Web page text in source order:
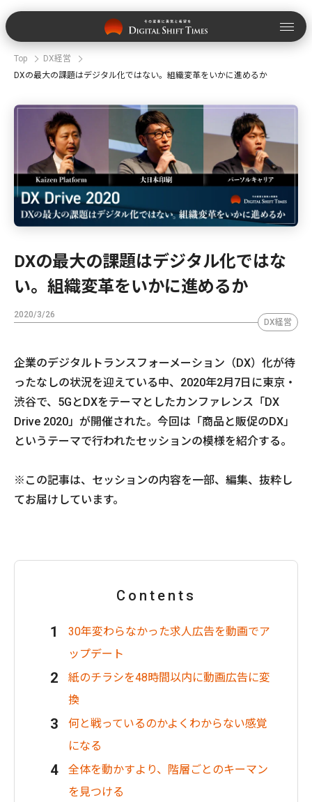
Top
DX経営
DXの最大の課題はデジタル化ではない。組織変革をいかに進めるか
DXの最大の課題はデジタル化ではな
い。組織変革をいかに進めるか
2020/3/26
DX経営
企業のデジタルトランスフォーメーション（DX）化が待
ったなしの状況を迎えている中、2020年2月7日に東京・
渋谷で、5GとDXをテーマとしたカンファレンス「DX
Drive 2020」が開催された。今回は「商品と販促のDX」
というテーマで行われたセッションの模様を紹介する。
※この記事は、セッションの内容を一部、編集、抜粋し
てお届けしています。
Contents
30年変わらなかった求人広告を動画でア
ップデート
紙のチラシを48時間以内に動画広告に変
換
何と戦っているのかよくわからない感覚
になる
全体を動かすより、階層ごとのキーマン
を見つける